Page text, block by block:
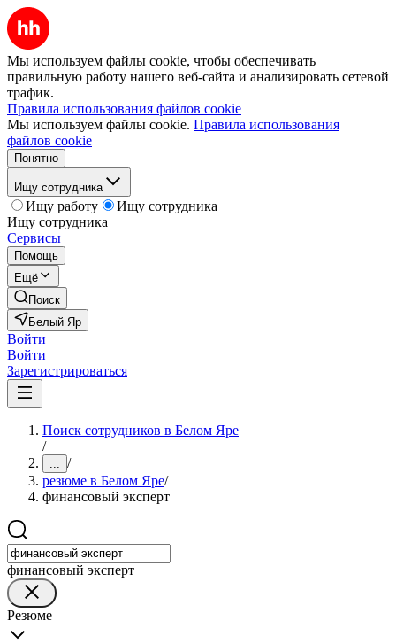
Мы используем файлы cookie, чтобы обеспечивать
правильную работу нашего веб-сайта и анализировать сетевой
трафик.
Правила использования файлов cookie
Мы используем файлы cookie. Правила использования
файлов cookie
Понятно
Ищу сотрудника
Ищу работу
Ищу сотрудника
Ищу сотрудника
Сервисы
Помощь
Ещё
Поиск
Белый Яр
Войти
Войти
Зарегистрироваться
Поиск сотрудников в Белом Яре
/
... /
резюме в Белом Яре/
финансовый эксперт
финансовый эксперт
Резюме